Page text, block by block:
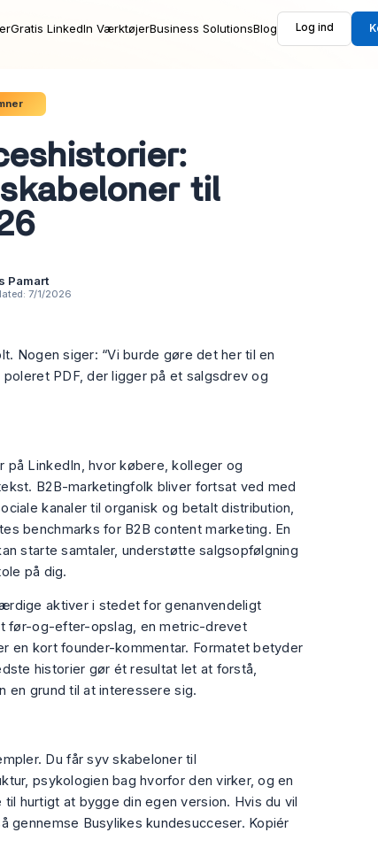
Gratis LinkedIn VærktøjerBusiness SolutionsBlog Log ind
til
Pamart
7/1/2026
Nogen siger: “Vi burde gøre det her til en
PDF, der ligger på et salgsdrev og
LinkedIn, hvor købere, kolleger og
B2B-marketingfolk bliver fortsat ved med
kanaler til organisk og betalt distribution,
benchmarks for B2B content marketing. En
starte samtaler, understøtte salgsopfølgning
på dig.
aktiver i stedet for genanvendeligt
før-og-efter-opslag, en metric-drevet
en kort founder-kommentar. Formatet betyder
historier gør ét resultat let at forstå,
grund til at interessere sig.
Du får syv skabeloner til
psykologien bag hvorfor den virker, og en
hurtigt at bygge din egen version. Hvis du vil
gennemse Busylikes kundesucceser. Kopiér